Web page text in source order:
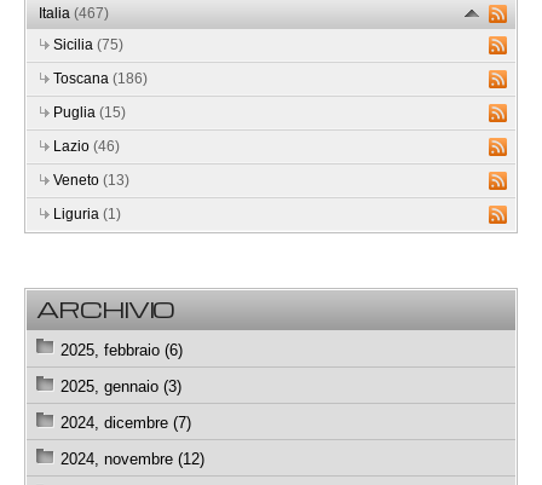
Italia (467)
Sicilia (75)
Toscana (186)
Puglia (15)
Lazio (46)
Veneto (13)
Liguria (1)
ARCHIVIO
2025, febbraio (6)
2025, gennaio (3)
2024, dicembre (7)
2024, novembre (12)